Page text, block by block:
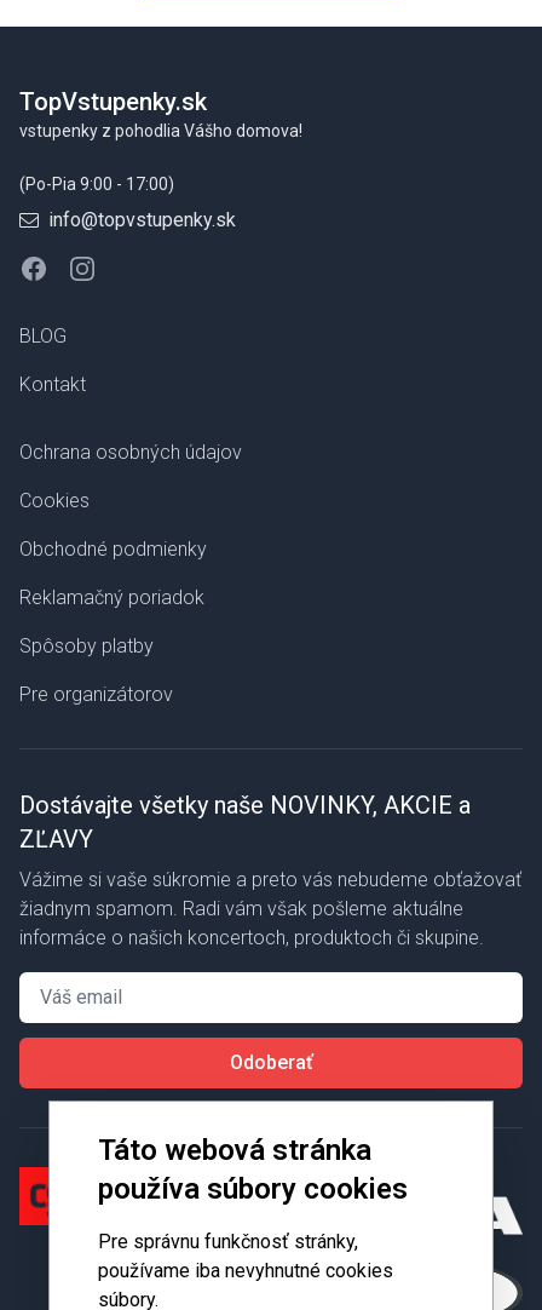
TopVstupenky.sk
vstupenky z pohodlia Vášho domova!
(Po-Pia 9:00 - 17:00)
info@topvstupenky.sk
FacebookInstagram
BLOG
Kontakt
Ochrana osobných údajov
Cookies
Obchodné podmienky
Reklamačný poriadok
Spôsoby platby
Pre organizátorov
Dostávajte všetky naše NOVINKY, AKCIE a
ZĽAVY
Vážime si vaše súkromie a preto vás nebudeme obťažovať
žiadnym spamom. Radi vám však pošleme aktuálne
informáce o našich koncertoch, produktoch či skupine.
Email
Odoberať
Táto webová stránka
používa súbory cookies
Pre správnu funkčnosť stránky,
používame iba nevyhnutné cookies
súbory.